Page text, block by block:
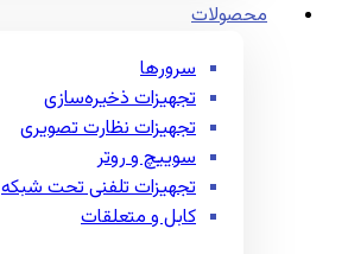
محصولات
سرورها
تجهیزات ذخیره‌سازی
تجهیزات نظارت تصویری
سوییچ و روتر
تجهیزات تلفنی تحت شبکه
کابل و متعلقات